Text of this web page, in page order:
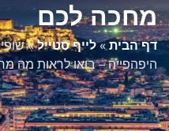
מחכה לכם
דף הבית»לייף סטייל»
היפהפייה – בואו לראות מה